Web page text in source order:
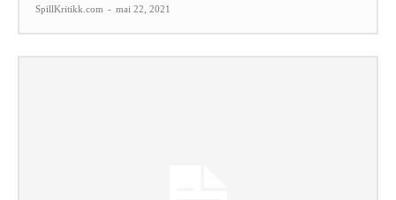
SpillKritikk.com - mai 22, 2021